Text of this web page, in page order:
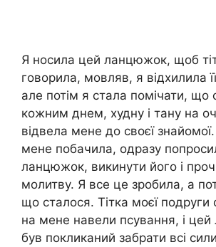
Я носила цей ланцюжок, щоб
говорила, мовляв, я відхилила
але потім я стала помічати,
кожним днем, худну і тану на
відвела мене до своєї
мене побачила, одразу
ланцюжок, викинути його і
молитву. Я все це зробила, а
що сталося. Тітка моєї
на мене навели псування, і
був покликаний забрати всі